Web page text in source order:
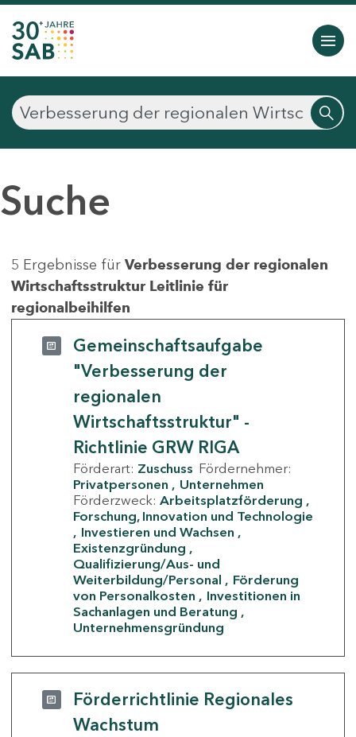
Suche
5 Ergebnisse für Verbesserung der regionalen
Wirtschaftsstruktur Leitlinie für
regionalbeihilfen
Gemeinschaftsaufgabe
"Verbesserung der
regionalen
Wirtschaftsstruktur" -
Richtlinie GRW RIGA
Förderart: Zuschuss Fördernehmer:
Privatpersonen
Unternehmen
Förderzweck: Arbeitsplatzförderung
Forschung, Innovation und Technologie
Investieren und Wachsen
Existenzgründung
Qualifizierung/Aus- und
Weiterbildung/Personal
Förderung
von Personalkosten
Investitionen in
Sachanlagen und Beratung
Unternehmensgründung
Förderrichtlinie Regionales
Wachstum